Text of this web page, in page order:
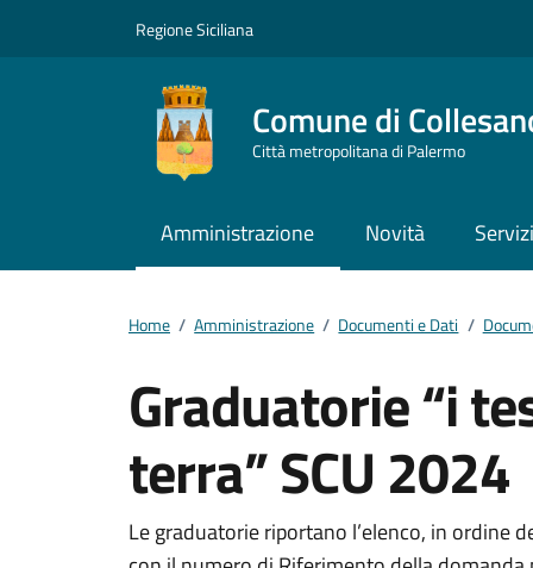
Regione Siciliana
Comune di
Città metropolitana di Palermo
Amministrazione Novità Servizi
Home / Amministrazione / Documenti e Dati /
Graduatorie “i
terra” SCU 2024
Dettagli del
Le graduatorie riportano l’elenco, in ordine